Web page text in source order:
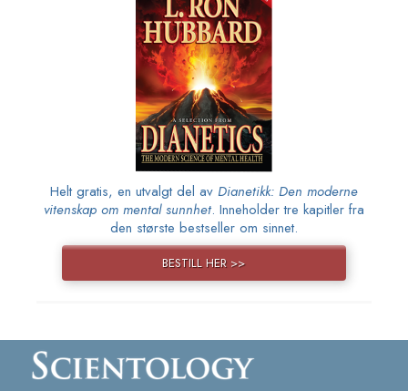
Helt gratis, en utvalgt del av Dianetikk: Den moderne
vitenskap om mental sunnhet. Inneholder tre kapitler fra
den største bestseller om sinnet.
BESTILL HER >>